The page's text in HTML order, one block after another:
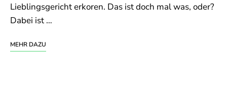
Lieblingsgericht erkoren. Das ist doch mal was, oder?
Dabei ist …
MEHR DAZU